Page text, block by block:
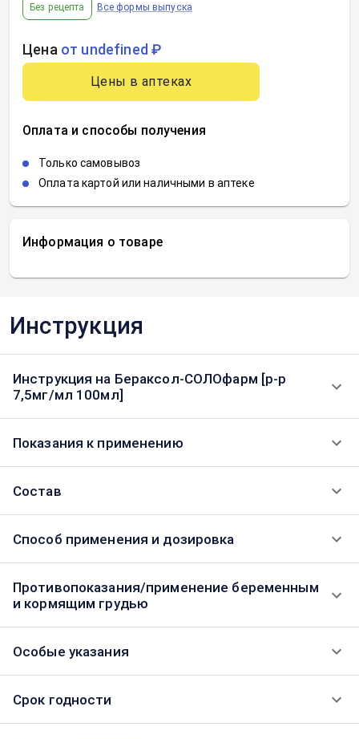
Информация о товаре
Без рецепта Все формы выпуска
Цена от undefined ₽
Цены в аптеках
Оплата и способы получения
Только самовывоз
Оплата картой или наличными в аптеке
Инструкция
Инструкция на Бераксол-СОЛОфарм [р-р
7,5мг/мл 100мл]
Показания к применению
Состав
Способ применения и дозировка
Противопоказания/применение беременным
и кормящим грудью
Особые указания
Срок годности